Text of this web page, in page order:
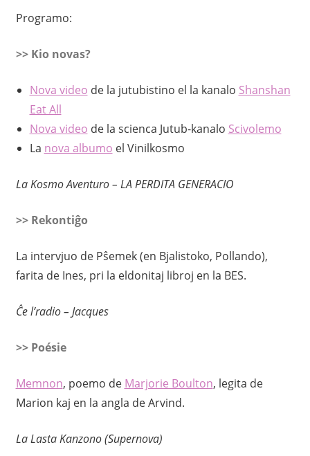
Programo:
>> Kio novas?
Nova video de la jutubistino el la kanalo Shanshan
Eat All
Nova video de la scienca Jutub-kanalo Scivolemo
La nova albumo el Vinilkosmo
La Kosmo Aventuro – LA PERDITA GENERACIO
>> Rekontiĝo
La intervjuo de Pŝemek (en Bjalistoko, Pollando),
farita de Ines, pri la eldonitaj libroj en la BES.
Ĉe l’radio – Jacques
>> Poésie
Memnon, poemo de Marjorie Boulton, legita de
Marion kaj en la angla de Arvind.
La Lasta Kanzono (Supernova)